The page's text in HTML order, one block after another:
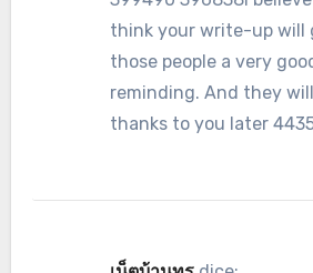
think your write-up will
those people a very
reminding. And they
thanks to you later